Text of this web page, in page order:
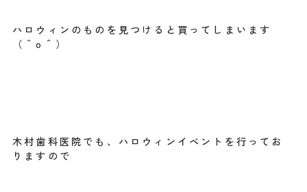
ハロウィンのものを見つけると買ってしまいます
（＾o＾）
木村歯科医院でも、ハロウィンイベントを行ってお
りますので